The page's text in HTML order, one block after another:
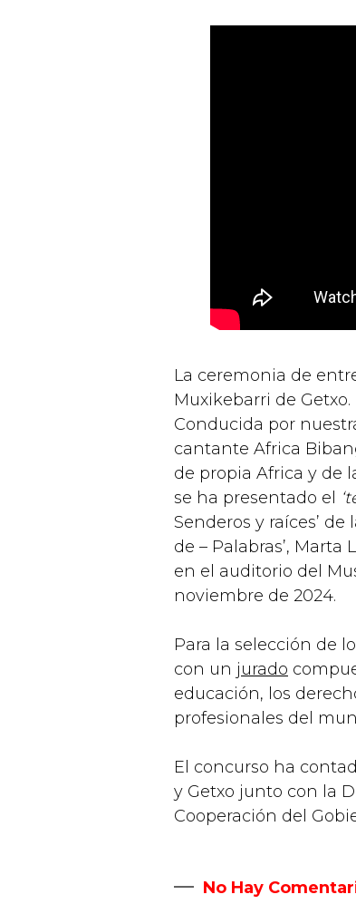
La ceremonia de
Muxikebarri de
Conducida por
cantante Africa
de propia Africa y de
se ha presentado el
Senderos y raíces’ de
de – Palabras’,
en el auditorio del
noviembre de 2024.
Para la selección de
con un jurado
educación, los
profesionales del
El concurso ha
y Getxo junto con la
Cooperación del
No Hay